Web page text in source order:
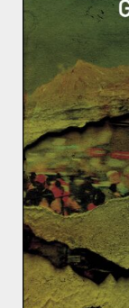
action des
Une seconde